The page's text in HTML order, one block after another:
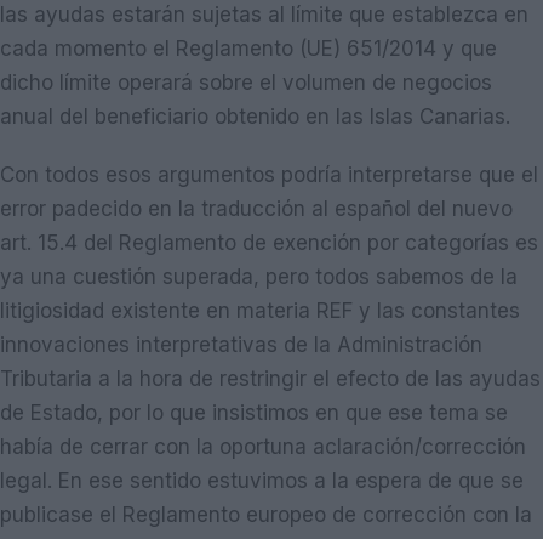
las ayudas estarán sujetas al límite que establezca en
cada momento el Reglamento (UE) 651/2014 y que
dicho límite operará sobre el volumen de negocios
anual del beneficiario obtenido en las Islas Canarias.
Con todos esos argumentos podría interpretarse que el
error padecido en la traducción al español del nuevo
art. 15.4 del Reglamento de exención por categorías es
ya una cuestión superada, pero todos sabemos de la
litigiosidad existente en materia REF y las constantes
innovaciones interpretativas de la Administración
Tributaria a la hora de restringir el efecto de las ayudas
de Estado, por lo que insistimos en que ese tema se
había de cerrar con la oportuna aclaración/corrección
legal. En ese sentido estuvimos a la espera de que se
publicase el Reglamento europeo de corrección con la